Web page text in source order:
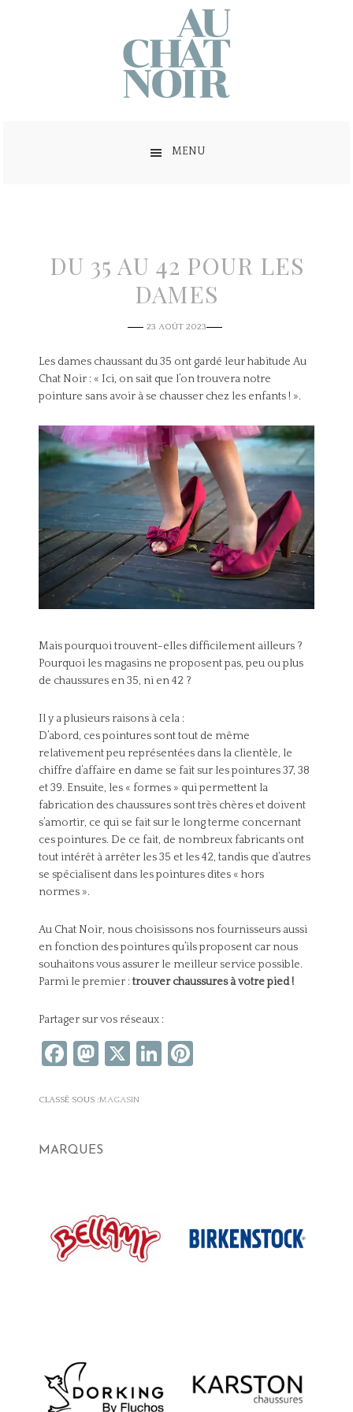
MENU
DU 35 AU 42 POUR LES
DAMES
23 AOÛT 2023
Les dames chaussant du 35 ont gardé leur habitude Au
Chat Noir : « Ici, on sait que l’on trouvera notre
pointure sans avoir à se chausser chez les enfants ! ».
Mais pourquoi trouvent-elles difficilement ailleurs ?
Pourquoi les magasins ne proposent pas, peu ou plus
de chaussures en 35, ni en 42 ?
Il y a plusieurs raisons à cela :
D’abord, ces pointures sont tout de même
relativement peu représentées dans la clientèle, le
chiffre d’affaire en dame se fait sur les pointures 37, 38
et 39. Ensuite, les « formes » qui permettent la
fabrication des chaussures sont très chères et doivent
s’amortir, ce qui se fait sur le long terme concernant
ces pointures. De ce fait, de nombreux fabricants ont
tout intérêt à arrêter les 35 et les 42, tandis que d’autres
se spécialisent dans les pointures dites « hors
normes ».
Au Chat Noir, nous choisissons nos fournisseurs aussi
en fonction des pointures qu’ils proposent car nous
souhaitons vous assurer le meilleur service possible.
Parmi le premier :trouver chaussures à votre pied !
Partager sur vos réseaux :
Facebook
Mastodon
X LinkedIn
CLASSÉ SOUS :MAGASIN
MARQUES